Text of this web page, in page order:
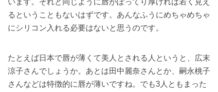
るということもないはずです。あんなふうにめちゃめちゃ
にシリコン入れる必要はないと思うのです。
たとえば日本で唇が薄くて美人とされる人というと、広末
涼子さんでしょうか。あとは田中麗奈さんとか、嗣永桃子
さんなどは特徴的に唇が薄いですね。でも3人ともまった